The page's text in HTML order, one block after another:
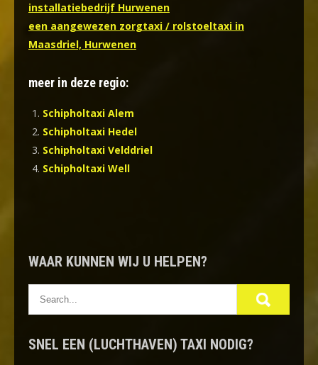
installatiebedrijf Hurwenen
een aangewezen zorgtaxi / rolstoeltaxi in
Maasdriel, Hurwenen
meer in deze regio:
Schipholtaxi Alem
Schipholtaxi Hedel
Schipholtaxi Velddriel
Schipholtaxi Well
WAAR KUNNEN WIJ U HELPEN?
SNEL EEN (LUCHTHAVEN) TAXI NODIG?